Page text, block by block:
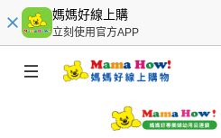
媽媽好線上購
立刻使用官方APP